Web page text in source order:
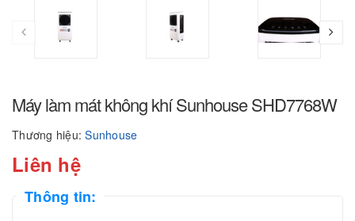
Máy làm mát không khí Sunhouse SHD7768W
Thương hiệu: Sunhouse
Liên hệ
Thông tin: